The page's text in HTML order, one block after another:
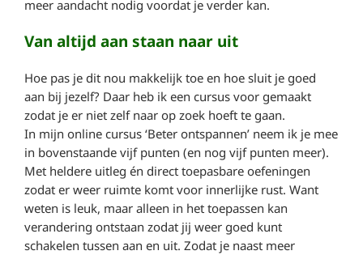
meer aandacht nodig voordat je verder kan.
Van altijd aan staan naar uit
Hoe pas je dit nou makkelijk toe en hoe sluit je goed
aan bij jezelf? Daar heb ik een cursus voor gemaakt
zodat je er niet zelf naar op zoek hoeft te gaan.
In mijn online cursus ‘Beter ontspannen’ neem ik je mee
in bovenstaande vijf punten (en nog vijf punten meer).
Met heldere uitleg én direct toepasbare oefeningen
zodat er weer ruimte komt voor innerlijke rust. Want
weten is leuk, maar alleen in het toepassen kan
verandering ontstaan zodat jij weer goed kunt
schakelen tussen aan en uit. Zodat je naast meer